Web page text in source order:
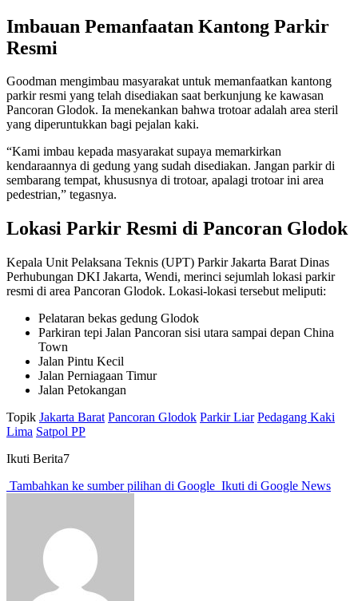
Imbauan Pemanfaatan Kantong Parkir
Resmi
Goodman mengimbau masyarakat untuk memanfaatkan kantong
parkir resmi yang telah disediakan saat berkunjung ke kawasan
Pancoran Glodok. Ia menekankan bahwa trotoar adalah area steril
yang diperuntukkan bagi pejalan kaki.
“Kami imbau kepada masyarakat supaya memarkirkan
kendaraannya di gedung yang sudah disediakan. Jangan parkir di
sembarang tempat, khususnya di trotoar, apalagi trotoar ini area
pedestrian,” tegasnya.
Lokasi Parkir Resmi di Pancoran Glodok
Kepala Unit Pelaksana Teknis (UPT) Parkir Jakarta Barat Dinas
Perhubungan DKI Jakarta, Wendi, merinci sejumlah lokasi parkir
resmi di area Pancoran Glodok. Lokasi-lokasi tersebut meliputi:
Pelataran bekas gedung Glodok
Parkiran tepi Jalan Pancoran sisi utara sampai depan China
Town
Jalan Pintu Kecil
Jalan Perniagaan Timur
Jalan Petokangan
Topik Jakarta Barat Pancoran Glodok Parkir Liar Pedagang Kaki
Lima Satpol PP
Ikuti Berita7
Tambahkan ke sumber pilihan di Google Ikuti di Google News